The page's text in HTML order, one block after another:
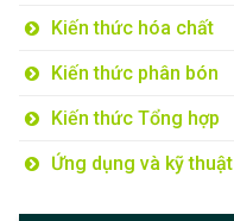
Kiến thức hóa chất
Kiến thức phân bón
Kiến thức Tổng hợp
Ứng dụng và kỹ thuật